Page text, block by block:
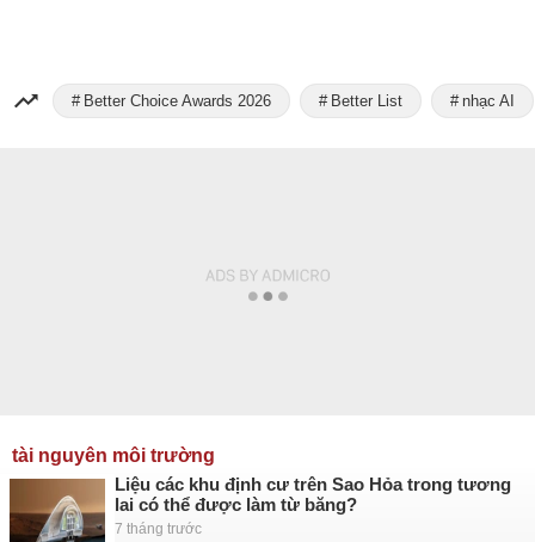
Better Choice Awards 2026 Better List nhạc AI
tài nguyên môi trường
Liệu các khu định cư trên Sao Hỏa trong tương
lai có thể được làm từ băng?
7 tháng trước